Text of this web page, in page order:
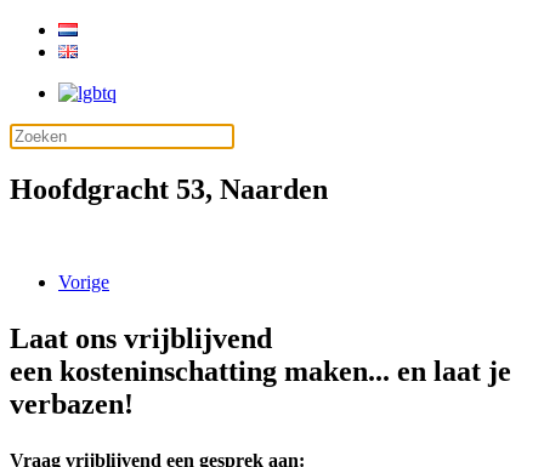
Hoofdgracht 53, Naarden
Vorige
Laat ons vrijblijvend
een kosteninschatting maken... en laat je
verbazen!
Vraag vrijblijvend een gesprek aan: